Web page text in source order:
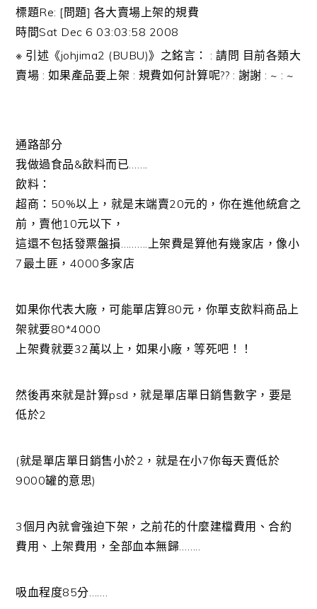
標題Re: [問題] 各大賣場上架的規費
時間Sat Dec 6 03:03:58 2008
※ 引述《johjima2 (BUBU)》之銘言： : 請問 目前各類大
賣場 : 如果產品要上架 : 規費如何計算呢?? : 謝謝 : ~ : ~
通路部分
我做過食品&飲料而已…….
飲料：
超商：50%以上，就是末端賣20元的，你在進他統倉之
前，賣他10元以下，
這還不包括發票盤損……….上架費是算他有幾家店，像小
7最土匪，4000多家店
如果你代表大廠，可能單店算80元，你單支飲料商品上
架就要80*4000
上架費就要32萬以上，如果小廠，等死吧！！
然後再來就是計算psd，就是單店單日銷售數字，要是
低於2
(就是單店單日銷售小於2，就是在小7你每天賣低於
9000罐的意思)
3個月內就會強迫下架，之前花的什麼建檔費用、合約
費用、上架費用，全部血本無歸……..
吸血程度85分…….